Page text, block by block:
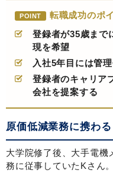
POINT
転職成功のポ
登録者が35歳まで
現を希望
入社5年目には管
登録者のキャリア
会社を提案する
原価低減業務に携わ
大学院修了後、大手電機
務に従事していたKさん